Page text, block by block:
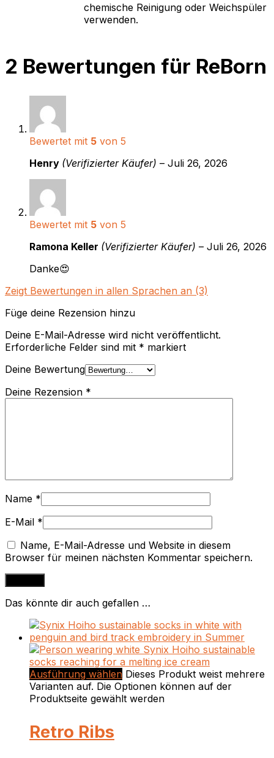
chemische Reinigung oder Weichspüler
verwenden.
2 Bewertungen für ReBorn
Bewertet mit 5 von 5
Henry (Verifizierter Käufer) – Juli 26, 2026
Bewertet mit 5 von 5
Ramona Keller (Verifizierter Käufer) – Juli 26, 2026
Danke😍
Zeigt Bewertungen in allen Sprachen an (3)
Füge deine Rezension hinzu
Deine E-Mail-Adresse wird nicht veröffentlicht.
Erforderliche Felder sind mit * markiert
Deine Bewertung
Deine Rezension *
Name *
E-Mail *
Name, E-Mail-Adresse und Website in diesem
Browser für meinen nächsten Kommentar speichern.
Das könnte dir auch gefallen …
Ausführung wählen Dieses Produkt weist mehrere
Varianten auf. Die Optionen können auf der
Produktseite gewählt werden
Retro Ribs